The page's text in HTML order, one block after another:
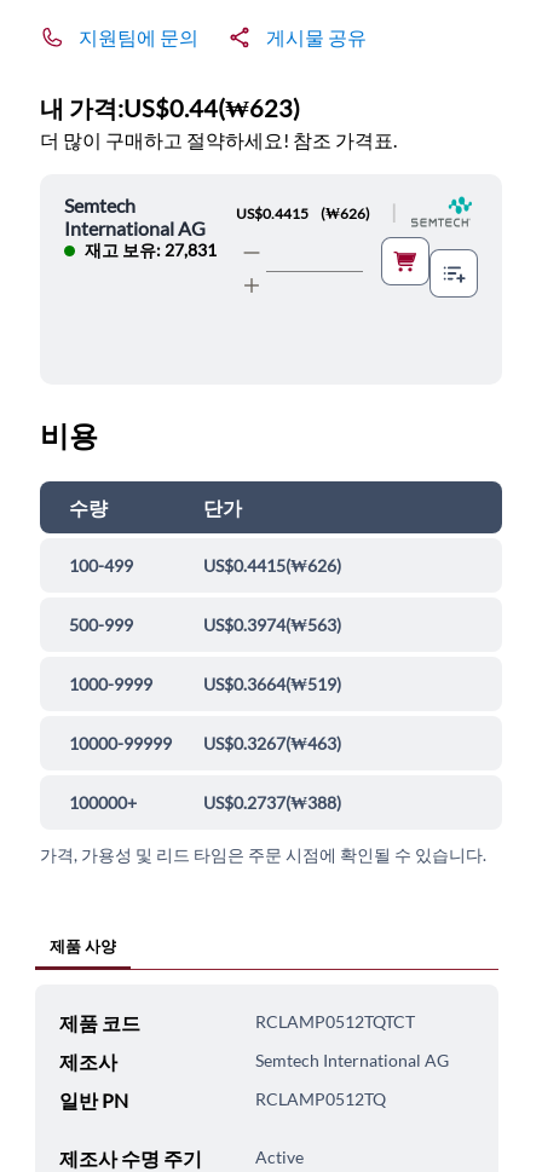
지원팀에 문의 게시물 공유
내 가격:US$0.44(₩623)
더 많이 구매하고 절약하세요! 참조 가격표.
Semtech
International AG
재고 보유: 27,831
US$0.4415 (₩626)
비용
수량 단가
100-499 US$0.4415(₩626)
500-999 US$0.3974(₩563)
1000-9999 US$0.3664(₩519)
10000-99999 US$0.3267(₩463)
100000+ US$0.2737(₩388)
가격, 가용성 및 리드 타임은 주문 시점에 확인될 수 있습니다.
제품 사양
제품 코드 RCLAMP0512TQTCT
제조사 Semtech International AG
일반 PN RCLAMP0512TQ
제조사 수명 주기 Active